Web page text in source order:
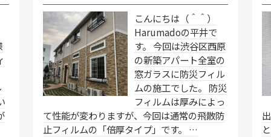
こんにちは（＾＾）
Harumadoの平井で
す。 今回は渋谷区西原
の新築アパート全室の
窓ガラスに防災フィル
ムの施工でした。 防災
フィルムは厚みによっ
て性能が変わりますが、今回は通常の飛散防
止フィルムの「倍厚タイプ」です。 …